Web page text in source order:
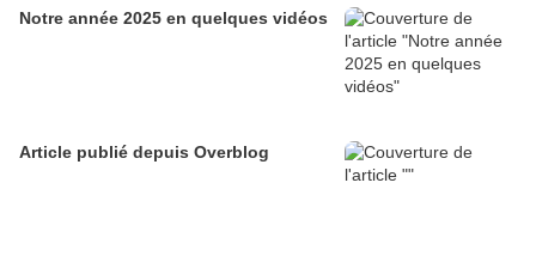
Notre année 2025 en quelques vidéos
Article publié depuis Overblog